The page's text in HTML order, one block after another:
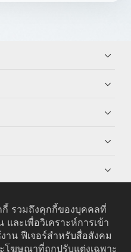
กี้ รวมถึงคุกกี้ของบุคคลที่
ละเพื่อวิเคราะห์การเข้า
าน ฟีเจอร์สำหรับสื่อสังคม
โฆษณาที่ถูกปรับแต่งเฉพาะ